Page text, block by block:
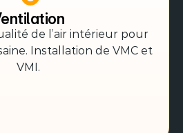
de l’air intérieur pour
Installation de VMC et
VMI.